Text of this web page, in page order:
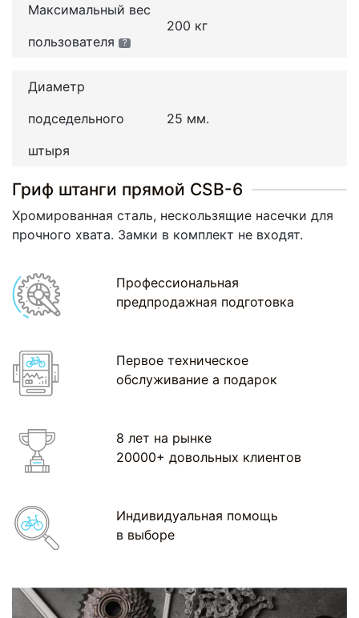
Максимальный вес
пользователя
?
200 кг
Диаметр
подседельного
штыря
25 мм.
Гриф штанги прямой CSB-6
Хромированная сталь, нескользящие насечки для
прочного хвата. Замки в комплект не входят.
Профессиональная
предпродажная подготовка
Первое техническое
обслуживание а подарок
8 лет на рынке
20000+ довольных клиентов
Индивидуальная помощь
в выборе